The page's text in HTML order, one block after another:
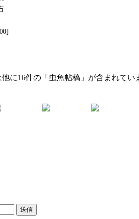
に16件の「虫魚帖稿」が含まれてい